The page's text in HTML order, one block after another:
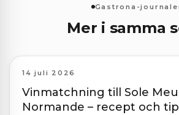
Gastrona-
Mer i samma
14 juli 2026
Vinmatchning till Sole
Normande – recept och